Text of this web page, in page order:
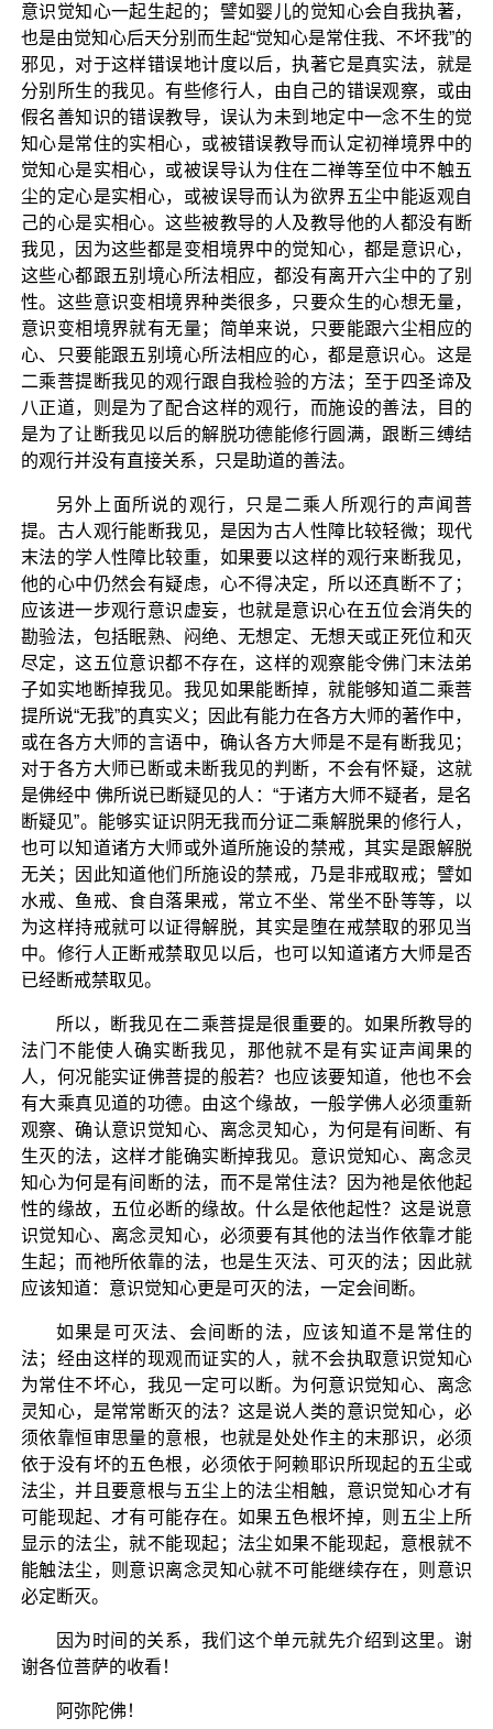
意识觉知心一起生起的；譬如婴儿的觉知心会自我执著，
也是由觉知心后天分别而生起“觉知心是常住我、不坏我”的
邪见，对于这样错误地计度以后，执著它是真实法，就是
分别所生的我见。有些修行人，由自己的错误观察，或由
假名善知识的错误教导，误认为未到地定中一念不生的觉
知心是常住的实相心，或被错误教导而认定初禅境界中的
觉知心是实相心，或被误导认为住在二禅等至位中不触五
尘的定心是实相心，或被误导而认为欲界五尘中能返观自
己的心是实相心。这些被教导的人及教导他的人都没有断
我见，因为这些都是变相境界中的觉知心，都是意识心，
这些心都跟五别境心所法相应，都没有离开六尘中的了别
性。这些意识变相境界种类很多，只要众生的心想无量，
意识变相境界就有无量；简单来说，只要能跟六尘相应的
心、只要能跟五别境心所法相应的心，都是意识心。这是
二乘菩提断我见的观行跟自我检验的方法；至于四圣谛及
八正道，则是为了配合这样的观行，而施设的善法，目的
是为了让断我见以后的解脱功德能修行圆满，跟断三缚结
的观行并没有直接关系，只是助道的善法。
另外上面所说的观行，只是二乘人所观行的声闻菩
提。古人观行能断我见，是因为古人性障比较轻微；现代
末法的学人性障比较重，如果要以这样的观行来断我见，
他的心中仍然会有疑虑，心不得决定，所以还真断不了；
应该进一步观行意识虚妄，也就是意识心在五位会消失的
勘验法，包括眠熟、闷绝、无想定、无想天或正死位和灭
尽定，这五位意识都不存在，这样的观察能令佛门末法弟
子如实地断掉我见。我见如果能断掉，就能够知道二乘菩
提所说“无我”的真实义；因此有能力在各方大师的著作中，
或在各方大师的言语中，确认各方大师是不是有断我见；
对于各方大师已断或未断我见的判断，不会有怀疑，这就
是佛经中 佛所说已断疑见的人：“于诸方大师不疑者，是名
断疑见”。能够实证识阴无我而分证二乘解脱果的修行人，
也可以知道诸方大师或外道所施设的禁戒，其实是跟解脱
无关；因此知道他们所施设的禁戒，乃是非戒取戒；譬如
水戒、鱼戒、食自落果戒，常立不坐、常坐不卧等等，以
为这样持戒就可以证得解脱，其实是堕在戒禁取的邪见当
中。修行人正断戒禁取见以后，也可以知道诸方大师是否
已经断戒禁取见。
所以，断我见在二乘菩提是很重要的。如果所教导的
法门不能使人确实断我见，那他就不是有实证声闻果的
人，何况能实证佛菩提的般若？也应该要知道，他也不会
有大乘真见道的功德。由这个缘故，一般学佛人必须重新
观察、确认意识觉知心、离念灵知心，为何是有间断、有
生灭的法，这样才能确实断掉我见。意识觉知心、离念灵
知心为何是有间断的法，而不是常住法？因为祂是依他起
性的缘故，五位必断的缘故。什么是依他起性？这是说意
识觉知心、离念灵知心，必须要有其他的法当作依靠才能
生起；而祂所依靠的法，也是生灭法、可灭的法；因此就
应该知道：意识觉知心更是可灭的法，一定会间断。
如果是可灭法、会间断的法，应该知道不是常住的
法；经由这样的现观而证实的人，就不会执取意识觉知心
为常住不坏心，我见一定可以断。为何意识觉知心、离念
灵知心，是常常断灭的法？这是说人类的意识觉知心，必
须依靠恒审思量的意根，也就是处处作主的末那识，必须
依于没有坏的五色根，必须依于阿赖耶识所现起的五尘或
法尘，并且要意根与五尘上的法尘相触，意识觉知心才有
可能现起、才有可能存在。如果五色根坏掉，则五尘上所
显示的法尘，就不能现起；法尘如果不能现起，意根就不
能触法尘，则意识离念灵知心就不可能继续存在，则意识
必定断灭。
因为时间的关系，我们这个单元就先介绍到这里。谢
谢各位菩萨的收看！
阿弥陀佛！